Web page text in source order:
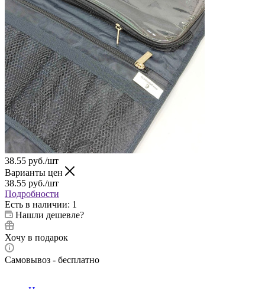
38.55 руб./шт
Варианты цен
38.55 руб./шт
Подробности
Есть в наличии: 1
Нашли дешевле?
Хочу в подарок
Самовывоз - бесплатно